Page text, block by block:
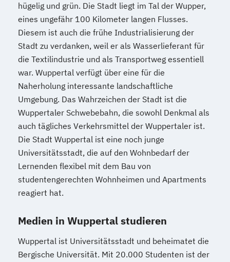
hügelig und grün. Die Stadt liegt im Tal der Wupper,
eines ungefähr 100 Kilometer langen Flusses.
Diesem ist auch die frühe Industrialisierung der
Stadt zu verdanken, weil er als Wasserlieferant für
die Textilindustrie und als Transportweg essentiell
war. Wuppertal verfügt über eine für die
Naherholung interessante landschaftliche
Umgebung. Das Wahrzeichen der Stadt ist die
Wuppertaler Schwebebahn, die sowohl Denkmal als
auch tägliches Verkehrsmittel der Wuppertaler ist.
Die Stadt Wuppertal ist eine noch junge
Universitätsstadt, die auf den Wohnbedarf der
Lernenden flexibel mit dem Bau von
studentengerechten Wohnheimen und Apartments
reagiert hat.
Medien in Wuppertal studieren
Wuppertal ist Universitätsstadt und beheimatet die
Bergische Universität. Mit 20.000 Studenten ist der